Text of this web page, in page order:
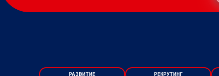
РАЗВИТИЕ РЕКРУТИНГ